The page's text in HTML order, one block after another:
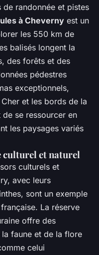
randonnée et pistes
à Cheverny est un
les 550 km de
balisés longent la
des forêts et des
pédestres
exceptionnels,
et les bords de la
se ressourcer en
les paysages variés
et naturel
culturels et
avec leurs
sont un exemple
La réserve
offre des
faune et de la flore
celui